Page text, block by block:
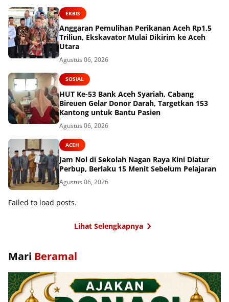
EKBIS
Anggaran Pemulihan Perikanan Aceh Rp1,5
Triliun, Ekskavator Mulai Dikirim ke Aceh
Utara
Agustus 06, 2026
SOSIAL
HUT Ke-53 Bank Aceh Syariah, Cabang
Bireuen Gelar Donor Darah, Targetkan 153
Kantong untuk Bantu Pasien
Agustus 06, 2026
ACEH
Jam Nol di Sekolah Nagan Raya Kini Diatur
Perbup, Berlaku 15 Menit Sebelum Pelajaran
Agustus 06, 2026
Failed to load posts.
Lihat Selengkapnya
Mari Beramal